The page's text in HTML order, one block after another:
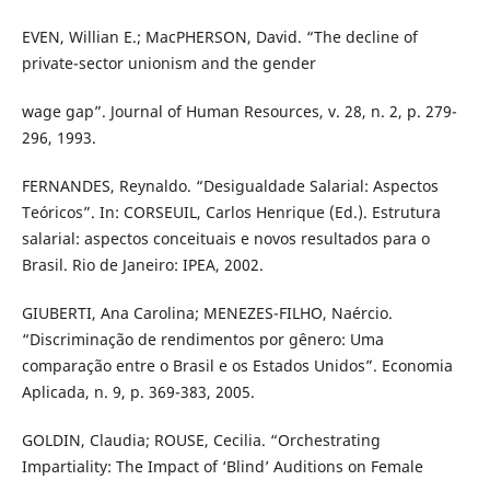
EVEN, Willian E.; MacPHERSON, David. “The decline of
private-sector unionism and the gender
wage gap”. Journal of Human Resources, v. 28, n. 2, p. 279-
296, 1993.
FERNANDES, Reynaldo. “Desigualdade Salarial: Aspectos
Teóricos”. In: CORSEUIL, Carlos Henrique (Ed.). Estrutura
salarial: aspectos conceituais e novos resultados para o
Brasil. Rio de Janeiro: IPEA, 2002.
GIUBERTI, Ana Carolina; MENEZES-FILHO, Naércio.
“Discriminação de rendimentos por gênero: Uma
comparação entre o Brasil e os Estados Unidos”. Economia
Aplicada, n. 9, p. 369-383, 2005.
GOLDIN, Claudia; ROUSE, Cecilia. “Orchestrating
Impartiality: The Impact of ‘Blind’ Auditions on Female